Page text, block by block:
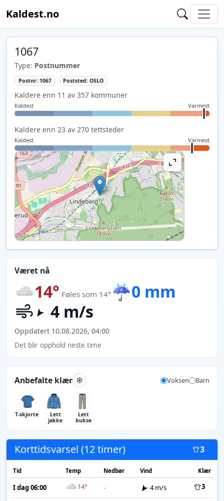
Kaldest.no
1067
Type: Postnummer
Postnr: 1067 Poststed: OSLO
Kaldere enn 11 av 357 kommuner
Kaldest Varmest
Kaldere enn 23 av 270 tettsteder
Kaldest Varmest
Været nå
14° Føles som 14° ☔0 mm
4 m/s
Oppdatert 10.08.2026, 04:00
Det blir opphold neste time
Anbefalte klær Voksen Barn
T-skjorte
Lett
jakke
Lett
bukse
Korttidsvarsel (12 timer) 3
Tid Temp Nedbør Vind Klær
I dag 06:00 14° - 4 m/s 3